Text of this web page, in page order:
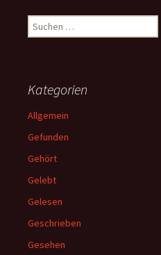
Suchen
nach:
Kategorien
Allgemein
Gefunden
Gehört
Gelebt
Gelesen
Geschrieben
Gesehen